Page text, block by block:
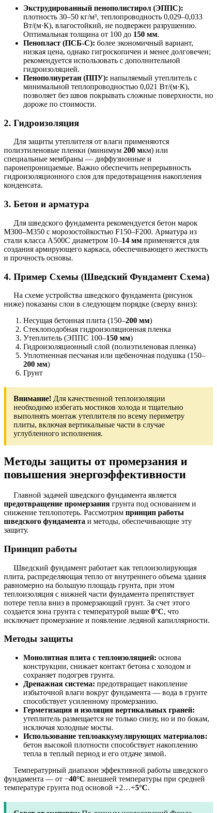
Экструдированный пенополистирол (ЭППС):
плотность 30–50 кг/м³, теплопроводность 0,029–0,033
Вт/(м·К), влагостойкий, не подвержен разрушению.
Оптимальная толщина от 100 до 150 мм.
Пенопласт (ПСБ-С): более экономичный вариант,
низкая цена, однако гигроскопичен и менее долговечен;
рекомендуется использовать с дополнительной
гидроизоляцией.
Пенополиуретан (ППУ): напыляемый утеплитель с
минимальной теплопроводностью 0,021 Вт/(м·К),
позволяет без швов покрывать сложные поверхности, но
дороже по стоимости.
2. Гидроизоляция
Для защиты утеплителя от влаги применяются
полиэтиленовые пленки (минимум 200 мкм) или
специальные мембраны — диффузионные и
паронепроницаемые. Важно обеспечить непрерывность
гидроизоляционного слоя для предотвращения накопления
конденсата.
3. Бетон и арматура
Для шведского фундамента рекомендуется бетон марок
М300–М350 с морозостойкостью F150–F200. Арматура из
стали класса А500С диаметром 10–14 мм применяется для
создания армирующего каркаса, обеспечивающего жесткость
и прочность основы.
4. Пример Схемы (Шведский Фундамент Схема)
На схеме устройства шведского фундамента (рисунок
ниже) показаны слои в следующем порядке (сверху вниз):
Несущая бетонная плита (150–200 мм)
Стеклоподобная гидроизоляционная пленка
Утеплитель (ЭППС 100–150 мм)
Гидроизоляционный слой (полиэтиленовая пленка)
Уплотненная песчаная или щебеночная подушка (150–
200 мм)
Грунт
Внимание! Для качественной теплоизоляции
необходимо избегать мостиков холода и тщательно
выполнять монтаж утеплителя по всему периметру
плиты, включая вертикальные части в случае
углубленного исполнения.
Методы защиты от промерзания и
повышения энергоэффективности
Главной задачей шведского фундамента является
предотвращение промерзания грунта под основанием и
снижение теплопотерь. Рассмотрим принцип работы
шведского фундамента и методы, обеспечивающие эту
защиту.
Принцип работы
Шведский фундамент работает как теплоизолирующая
плита, распределяющая тепло от внутреннего объема здания
равномерно на большую площадь грунта, при этом
теплоизоляция с нижней части фундамента препятствует
потере тепла вниз в промерзающий грунт. За счет этого
создается зона грунта с температурой выше 0°C, что
исключает промерзание и появление ледяной капиллярности.
Методы защиты
Монолитная плита с теплоизоляцией: основа
конструкции, снижает контакт бетона с холодом и
сохраняет подогрев грунта.
Дренажная система: предотвращает накопление
избыточной влаги вокруг фундамента — вода в грунте
способствует усиленному промерзанию.
Герметизация и изоляция вертикальных граней:
утеплитель размещается не только снизу, но и по бокам,
исключая холодные мосты.
Использование теплоаккумулирующих материалов:
бетон высокой плотности способствует накоплению
тепла в теплый период и его отдаче зимой.
Температурный диапазон эффективной работы шведского
фундамента — от −40°C внешней температуры при средней
температуре грунта под основой +2…+5°C.